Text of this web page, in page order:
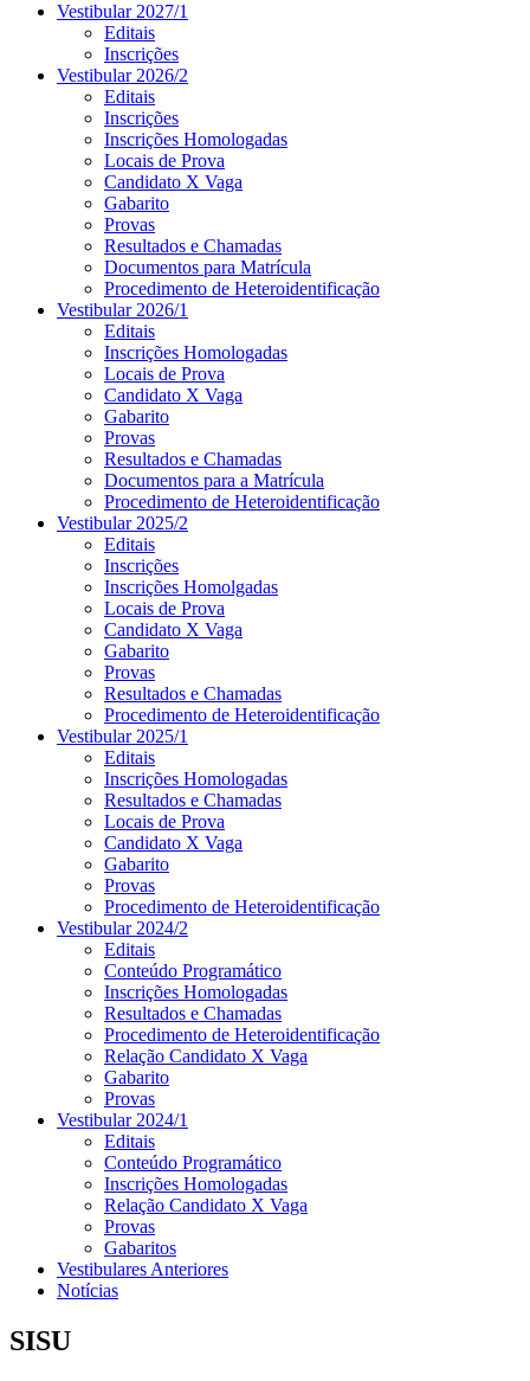
Vestibular 2027/1
Editais
Inscrições
Vestibular 2026/2
Editais
Inscrições
Inscrições Homologadas
Locais de Prova
Candidato X Vaga
Gabarito
Provas
Resultados e Chamadas
Documentos para Matrícula
Procedimento de Heteroidentificação
Vestibular 2026/1
Editais
Inscrições Homologadas
Locais de Prova
Candidato X Vaga
Gabarito
Provas
Resultados e Chamadas
Documentos para a Matrícula
Procedimento de Heteroidentificação
Vestibular 2025/2
Editais
Inscrições
Inscrições Homolgadas
Locais de Prova
Candidato X Vaga
Gabarito
Provas
Resultados e Chamadas
Procedimento de Heteroidentificação
Vestibular 2025/1
Editais
Inscrições Homologadas
Resultados e Chamadas
Locais de Prova
Candidato X Vaga
Gabarito
Provas
Procedimento de Heteroidentificação
Vestibular 2024/2
Editais
Conteúdo Programático
Inscrições Homologadas
Resultados e Chamadas
Procedimento de Heteroidentificação
Relação Candidato X Vaga
Gabarito
Provas
Vestibular 2024/1
Editais
Conteúdo Programático
Inscrições Homologadas
Relação Candidato X Vaga
Provas
Gabaritos
Vestibulares Anteriores
Notícias
SISU